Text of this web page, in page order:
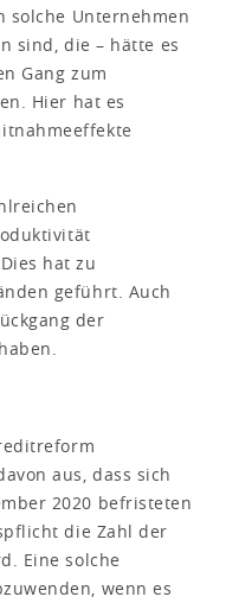
solche Unternehmen
sind, die – hätte es
Gang zum
Hier hat es
hat zu
geführt. Auch
der
aus, dass sich
2020 befristeten
die Zahl der
Eine solche
wenn es